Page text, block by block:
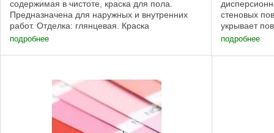
содержимая в чистоте, краска для пола.
Предназначена для наружных и внутренних
работ. Отделка: глянцевая. Краска
применяется для окраски новых и ранее
подробнее
стеновых
укрывает
проявления
подробнее